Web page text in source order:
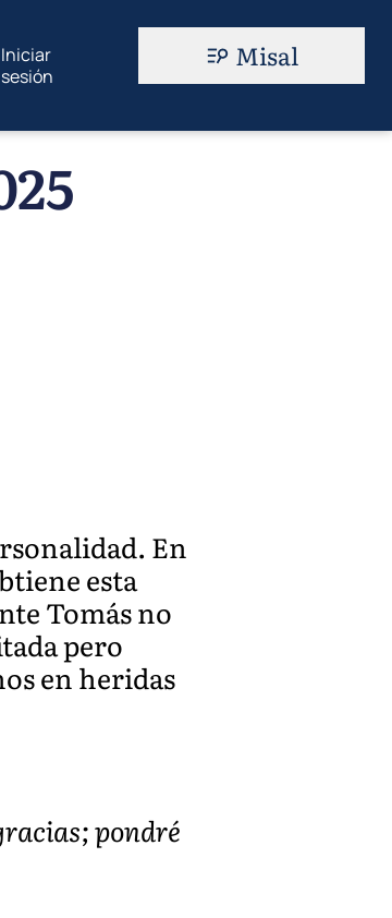
Iniciar
sesión
Misal
En
esta
Tomás no
pero
en heridas
pondré